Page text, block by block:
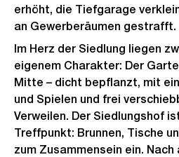
erhöht, die Tiefgarage
an Gewerberäumen gestrafft.
Im Herz der Siedlung liegen
eigenem Charakter: Der
Mitte – dicht bepflanzt, mit
und Spielen und frei
Verweilen. Der Siedlungshof
Treffpunkt: Brunnen, Tische
zum Zusammensein ein.